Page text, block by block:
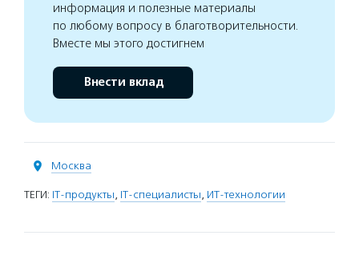
информация и полезные материалы
по любому вопросу в благотворительности.
Вместе мы этого достигнем
Внести вклад
Москва
ТЕГИ: IT-продукты, IT-специалисты, ИТ-технологии